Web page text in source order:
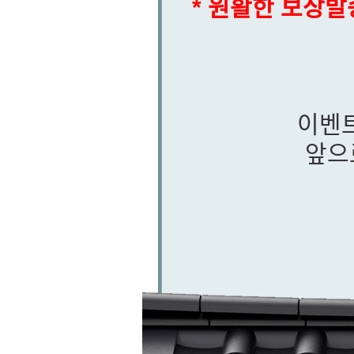
* 원활한 보상
이벤
앞